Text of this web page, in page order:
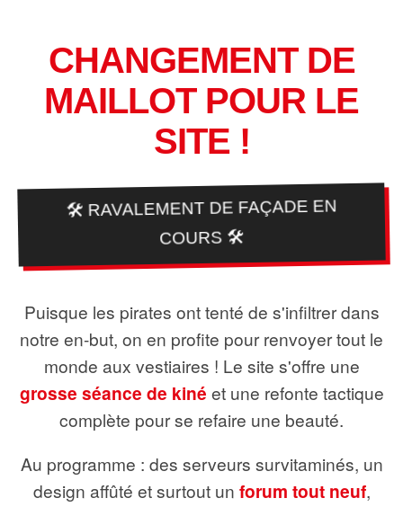
CHANGEMENT DE
MAILLOT POUR LE
SITE !
🛠️ RAVALEMENT DE FAÇADE EN
COURS 🛠️
Puisque les pirates ont tenté de s'infiltrer dans
notre en-but, on en profite pour renvoyer tout le
monde aux vestiaires ! Le site s'offre une
grosse séance de kiné et une refonte tactique
complète pour se refaire une beauté.
Au programme : des serveurs survitaminés, un
design affûté et surtout un forum tout neuf,